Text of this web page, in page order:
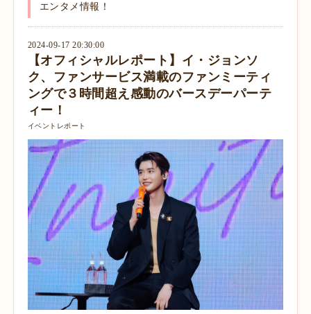
エンタメ情報！
2024-09-17 20:30:00
【オフィシャルレポート】イ・ジョンソ
ク、ファンサービス満載のファンミーティ
ングで３時間超え感動のバースデーパーテ
ィー！
イベントレポート